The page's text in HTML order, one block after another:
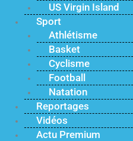
US Virgin Island
Sport
Athlétisme
Basket
Cyclisme
Football
Natation
Reportages
Vidéos
Actu Premium